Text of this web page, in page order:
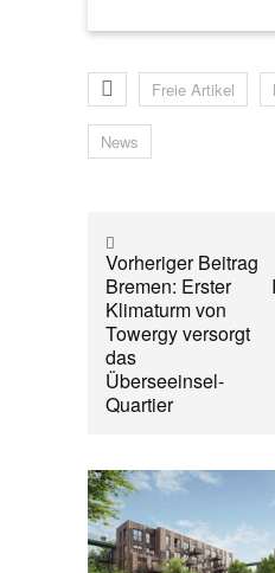
Freie Artikel
News
Vorheriger Beitrag
Bremen: Erster
Klimaturm von
Towergy versorgt
das
Überseeinsel-
Quartier